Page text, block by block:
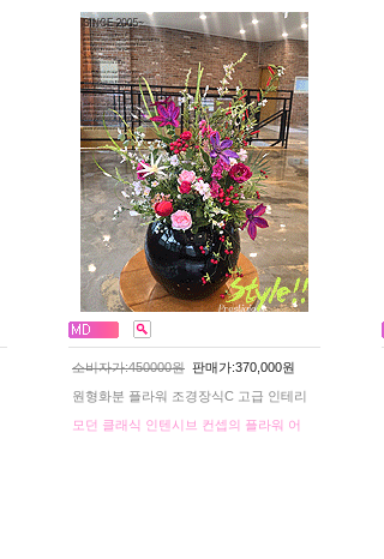
소비자가:450000원 판매가:370,000원
원형화분 플라워 조경장식C 고급 인테리
모던 클래식 인텐시브 컨셉의 플라워 어